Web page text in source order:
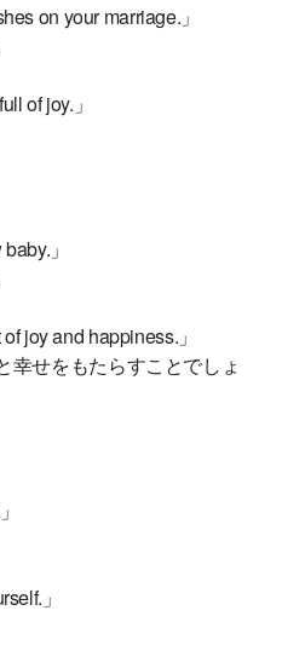
on your marriage.」
of joy.」
」
joy and happiness.」
幸せをもたらすことでしょ
」